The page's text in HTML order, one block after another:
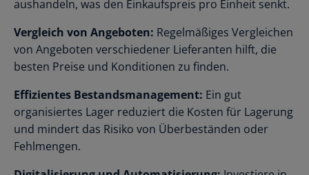
aushandeln, was den Einkaufspreis pro Einheit senkt.
Vergleich von Angeboten: Regelmäßiges Vergleichen
von Angeboten verschiedener Lieferanten hilft, die
besten Preise und Konditionen zu finden.
Effizientes Bestandsmanagement: Ein gut
organisiertes Lager reduziert die Kosten für Lagerung
und mindert das Risiko von Überbeständen oder
Fehlmengen.